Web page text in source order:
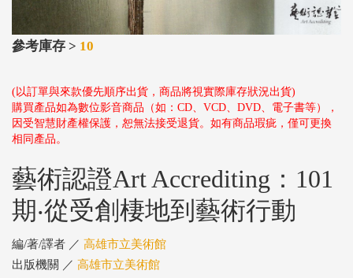
參考庫存 > 10
(以訂單與來款優先順序出貨，商品將視實際庫存狀況出貨)
購買產品如為數位影音商品（如：CD、VCD、DVD、電子書等），
因受智慧財產權保護，恕無法接受退貨。如有商品瑕疵，僅可更換
相同產品。
藝術認證Art Accrediting：101
期‧從受創棲地到藝術行動
編/著/譯者 ／ 高雄市立美術館
出版機關 ／ 高雄市立美術館